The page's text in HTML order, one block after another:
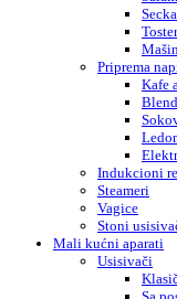
Priprema
Kafe
Indukcioni
Steameri
Vagice
Stoni
Mali kućni aparati
Usisivači